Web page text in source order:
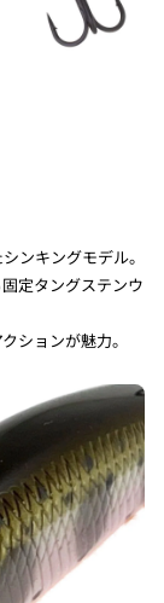
ンキングモデル。
定タングステンウ
ションが魅力。